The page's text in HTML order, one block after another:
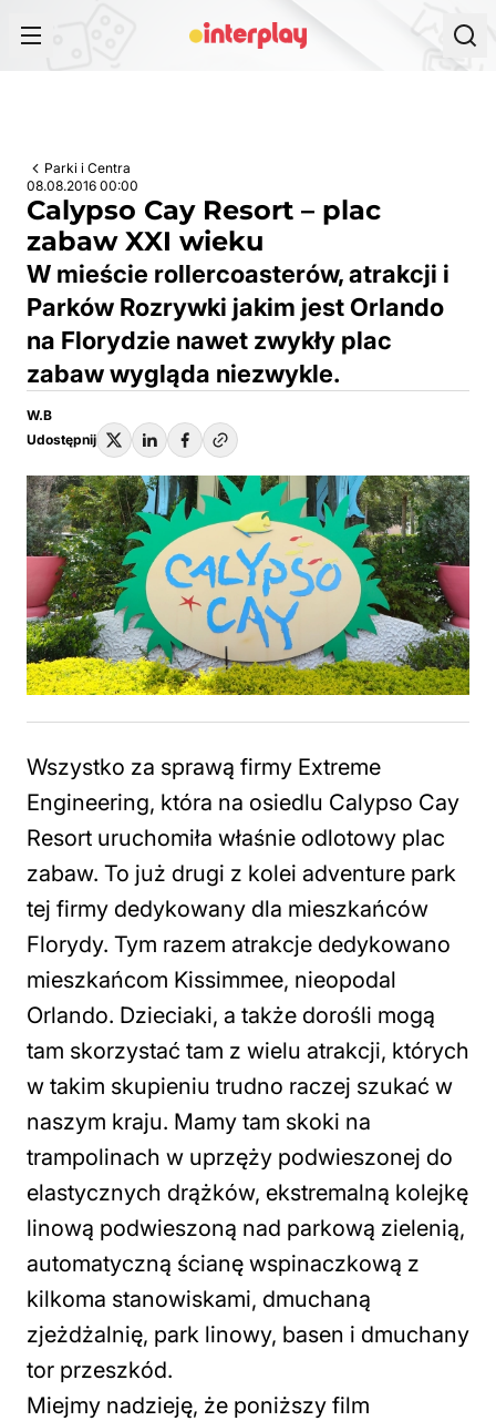
Parki i Centra
08.08.2016 00:00
Calypso Cay Resort – plac
zabaw XXI wieku
W mieście rollercoasterów, atrakcji i
Parków Rozrywki jakim jest Orlando
na Florydzie nawet zwykły plac
zabaw wygląda niezwykle.
W.B
Udostępnij
Wszystko za sprawą firmy Extreme
Engineering, która na osiedlu Calypso Cay
Resort uruchomiła właśnie odlotowy plac
zabaw. To już drugi z kolei adventure park
tej firmy dedykowany dla mieszkańców
Florydy. Tym razem atrakcje dedykowano
mieszkańcom Kissimmee, nieopodal
Orlando. Dzieciaki, a także dorośli mogą
tam skorzystać tam z wielu atrakcji, których
w takim skupieniu trudno raczej szukać w
naszym kraju. Mamy tam skoki na
trampolinach w uprzęży podwieszonej do
elastycznych drążków, ekstremalną kolejkę
linową podwieszoną nad parkową zielenią,
automatyczną ścianę wspinaczkową z
kilkoma stanowiskami, dmuchaną
zjeżdżalnię, park linowy, basen i dmuchany
tor przeszkód.
Miejmy nadzieję, że poniższy film